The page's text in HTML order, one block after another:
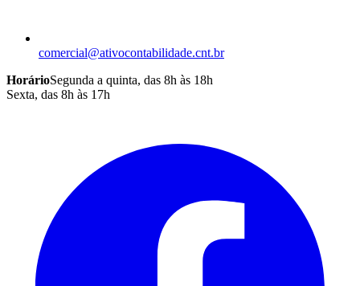
comercial@ativocontabilidade.cnt.br
HorárioSegunda a quinta, das 8h às 18h
Sexta, das 8h às 17h